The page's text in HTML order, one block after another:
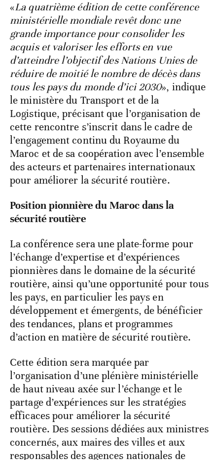
«La quatrième édition de cette conférence
ministérielle mondiale revêt donc une
grande importance pour consolider les
acquis et valoriser les efforts en vue
d’atteindre l’objectif des Nations Unies de
réduire de moitié le nombre de décès dans
tous les pays du monde d’ici 2030», indique
le ministère du Transport et de la
Logistique, précisant que l’organisation de
cette rencontre s’inscrit dans le cadre de
l’engagement continu du Royaume du
Maroc et de sa coopération avec l’ensemble
des acteurs et partenaires internationaux
pour améliorer la sécurité routière.
Position pionnière du Maroc dans la
sécurité routière
La conférence sera une plate-forme pour
l’échange d’expertise et d’expériences
pionnières dans le domaine de la sécurité
routière, ainsi qu’une opportunité pour tous
les pays, en particulier les pays en
développement et émergents, de bénéficier
des tendances, plans et programmes
d’action en matière de sécurité routière.
Cette édition sera marquée par
l’organisation d’une plénière ministérielle
de haut niveau axée sur l’échange et le
partage d’expériences sur les stratégies
efficaces pour améliorer la sécurité
routière. Des sessions dédiées aux ministres
concernés, aux maires des villes et aux
responsables des agences nationales de